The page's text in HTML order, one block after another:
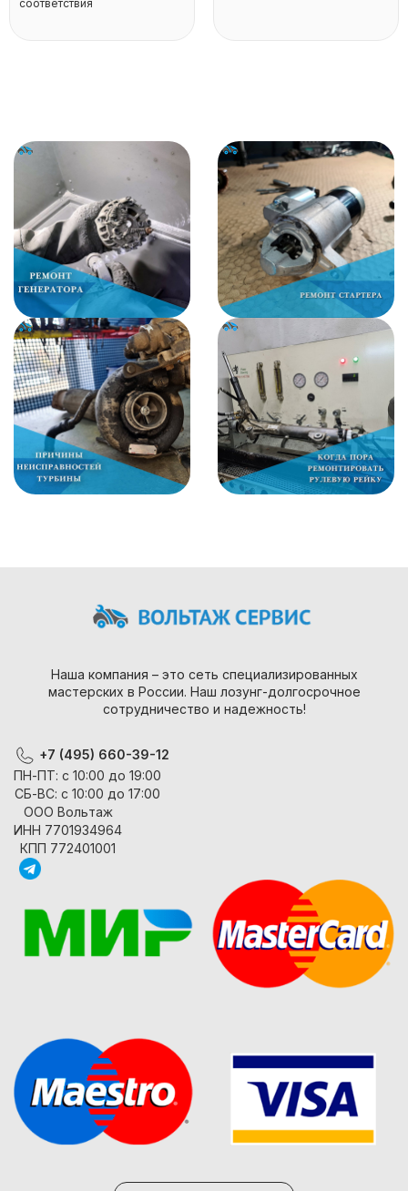
соответствия
Наша компания – это сеть специализированных
мастерских в России. Наш лозунг-долгосрочное
сотрудничество и надежность!
+7 (495) 660-39-12
ПН-ПТ: с 10:00 до 19:00
СБ-ВС: с 10:00 до 17:00
ООО Вольтаж
ИНН 7701934964
КПП 772401001